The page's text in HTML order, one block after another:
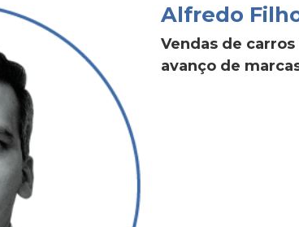
Alfredo
Vendas de
avanço de